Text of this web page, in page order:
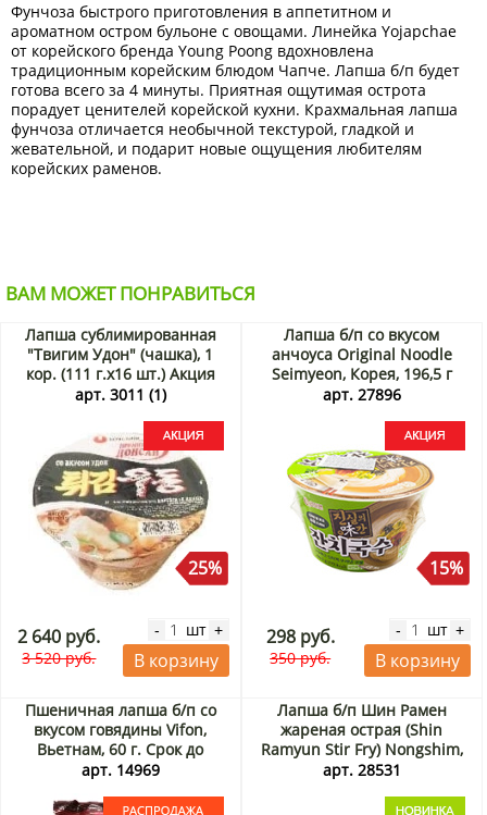
Фунчоза быстрого приготовления в аппетитном и
ароматном остром бульоне с овощами. Линейка Yojapchae
от корейского бренда Young Poong вдохновлена
традиционным корейским блюдом Чапче. Лапша б/п будет
готова всего за 4 минуты. Приятная ощутимая острота
порадует ценителей корейской кухни. Крахмальная лапша
фунчоза отличается необычной текстурой, гладкой и
жевательной, и подарит новые ощущения любителям
корейских раменов.
ВАМ МОЖЕТ ПОНРАВИТЬСЯ
Лапша сублимированная
"Твигим Удон" (чашка), 1
кор. (111 г.х16 шт.) Акция
арт. 3011 (1)
25%
2 640 руб.
3 520 руб.
- шт +
В корзину
Лапша б/п со вкусом
анчоуса Original Noodle
Seimyeon, Корея, 196,5 г
Акция
арт. 27896
15%
298 руб.
350 руб.
- шт +
В корзину
Пшеничная лапша б/п со
вкусом говядины Vifon,
Вьетнам, 60 г. Срок до
29.08.2026. Распродажа
арт. 14969
Лапша б/п Шин Рамен
жареная острая (Shin
Ramyun Stir Fry) Nongshim,
Корея, 105 г Акция
арт. 28531